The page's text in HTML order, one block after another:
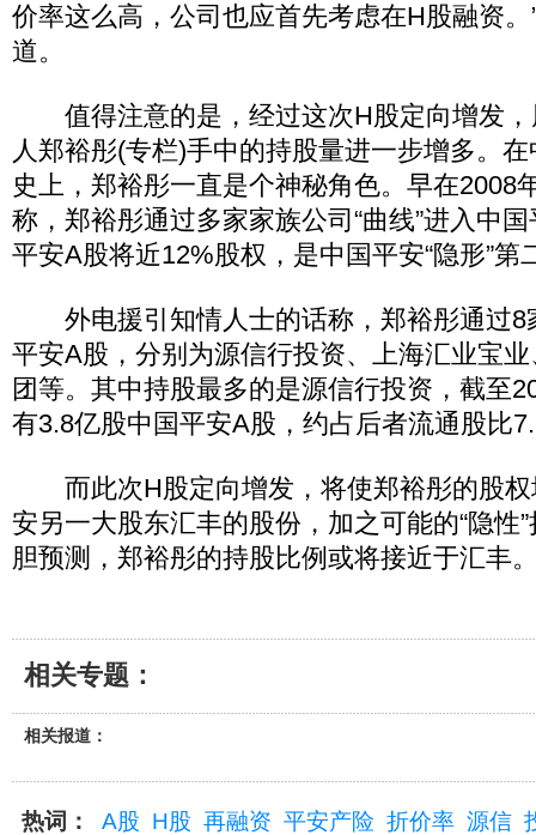
价率这么高，公司也应首先考虑在H股融资
道。
值得注意的是，经过这次H股定向增发，
人郑裕彤(专栏)手中的持股量进一步增多。
史上，郑裕彤一直是个神秘角色。早在2008
称，郑裕彤通过多家家族公司“曲线”进入中
平安A股将近12%股权，是中国平安“隐形”第
外电援引知情人士的话称，郑裕彤通过8
平安A股，分别为源信行投资、上海汇业宝
团等。其中持股最多的是源信行投资，截至
有3.8亿股中国平安A股，约占后者流通股比
而此次H股定向增发，将使郑裕彤的股权
安另一大股东汇丰的股份，加之可能的“隐性
胆预测，郑裕彤的持股比例或将接近于汇丰
相关专题：
相关报道：
热词： A股 H股 再融资 平安产险 折价率 源信